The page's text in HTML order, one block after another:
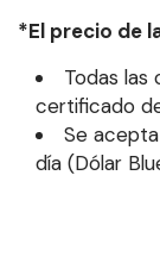
*El precio de
Todas las
certificado
Se
día (Dólar